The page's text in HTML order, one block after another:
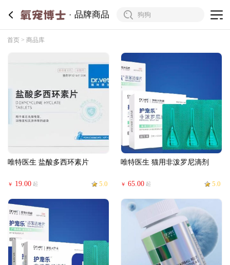
品牌商品
首页 商品库
唯特医生 盐酸多西环素片
￥ 19.00 起 5.0
唯特医生 猫用非泼罗尼滴剂
￥ 65.00 起 5.0